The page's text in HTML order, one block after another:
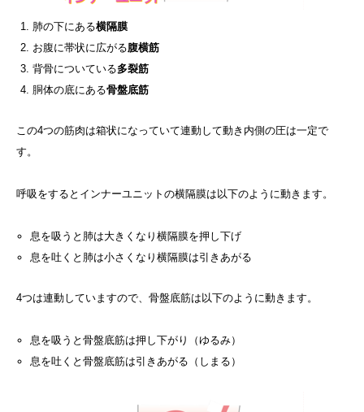
肺の下にある横隔膜
お腹に帯状に広がる腹横筋
背骨についている多裂筋
胴体の底にある骨盤底筋
この4つの筋肉は箱状になっていて連動して動き内側の圧は一定で
す。
呼吸をするとインナーユニットの横隔膜は以下のように動きます。
息を吸うと肺は大きくなり横隔膜を押し下げ
息を吐くと肺は小さくなり横隔膜は引きあがる
4つは連動していますので、骨盤底筋は以下のように動きます。
息を吸うと骨盤底筋は押し下がり（ゆるみ）
息を吐くと骨盤底筋は引きあがる（しまる）